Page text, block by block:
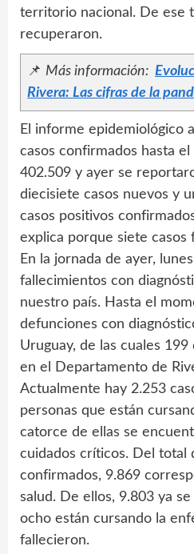
territorio nacional. De ese
recuperaron.
📌 Más información:
Rivera: Las cifras de la
El informe epidemiológico
casos confirmados hasta
402.509 y ayer se
diecisiete casos nuevos y
casos positivos
explica porque siete casos
En la jornada de ayer,
fallecimientos con
nuestro país. Hasta el
defunciones con
Uruguay, de las cuales
en el Departamento de
Actualmente hay 2.253
personas que están
catorce de ellas se
cuidados críticos. Del total
confirmados, 9.869
salud. De ellos, 9.803 ya
ocho están cursando la
fallecieron.